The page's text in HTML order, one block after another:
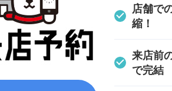
店舗で
縮！
来店前
で完結